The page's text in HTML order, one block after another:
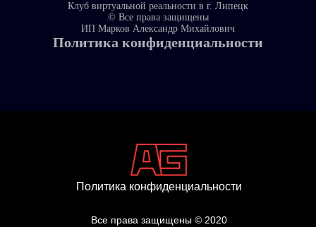
Клуб виртуальной реальности в г. Липецк
© Все права защищены
ИП Марков Александр Михайлович
Политика конфиденциальности
Все права защищены © 2020
Политика конфиденциальности